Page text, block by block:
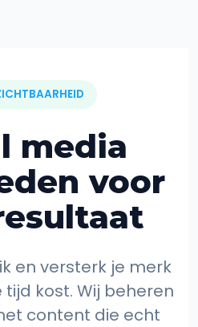
media
voor
en versterk je merk
kost. Wij beheren
content die echt